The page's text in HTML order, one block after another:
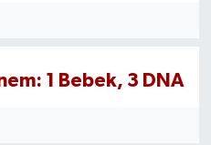
1 Bebek, 3 DNA